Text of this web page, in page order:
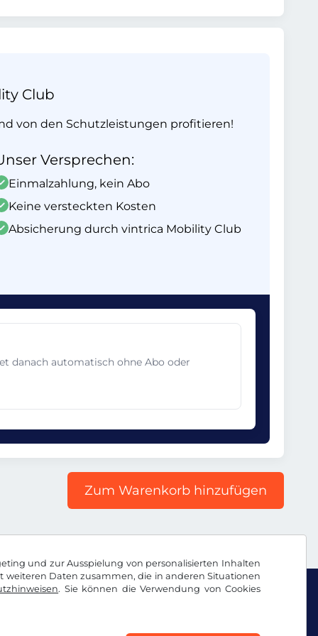
und zur Ausspielung von personalisierten Inhalten
Daten zusammen, die in anderen Situationen
. Sie können die Verwendung von Cookies
Club
von den Schutzleistungen profitieren!
Versprechen:
Einmalzahlung, kein Abo
Keine versteckten Kosten
Absicherung durch vintrica Mobility Club
danach automatisch ohne Abo oder
Zum Warenkorb hinzufügen